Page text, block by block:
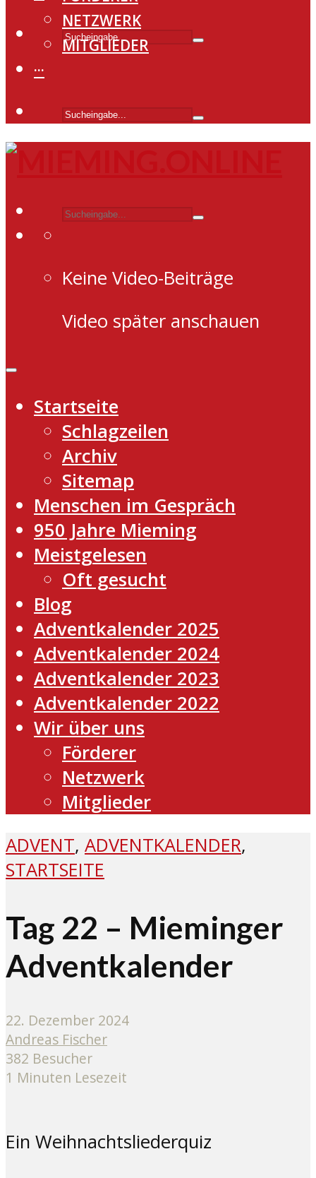
NETZWERK
MITGLIEDER
···
Keine Video-Beiträge
Video später anschauen
Startseite
Schlagzeilen
Archiv
Sitemap
Menschen im Gespräch
950 Jahre Mieming
Meistgelesen
Oft gesucht
Blog
Adventkalender 2025
Adventkalender 2024
Adventkalender 2023
Adventkalender 2022
Wir über uns
Förderer
Netzwerk
Mitglieder
ADVENT, ADVENTKALENDER,
STARTSEITE
Tag 22 – Mieminger
Adventkalender
22. Dezember 2024
Andreas Fischer
382 Besucher
1 Minuten Lesezeit
Ein Weihnachtsliederquiz